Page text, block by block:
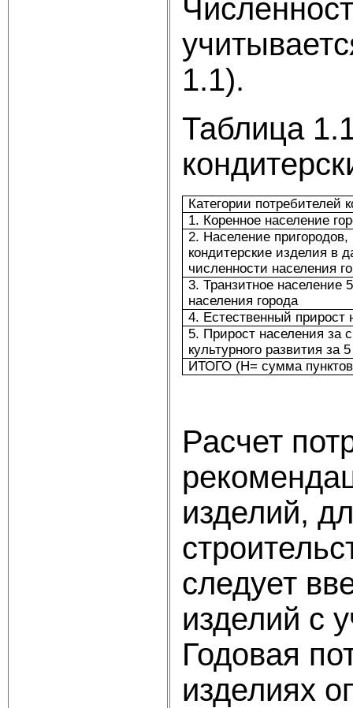
1.1).
Таблица
Категории потребителей
1. Коренное население
2. Население
кондитерские изделия в
численности населения
3. Транзитное население
населения города
4. Естественный прирост
5. Прирост населения за
культурного развития за
ИТОГО (Н= сумма
Расчет
изделий,
следует
изделий с
Годовая
изделиях